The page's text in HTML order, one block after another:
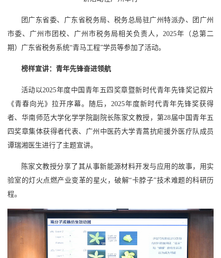
团广东省委、广东省税务局、税务总局驻广州特派办、团广州
市委、广州市团校、广州市税务局相关负责人，2025年（总第二
期）广东省税务系统“青马工程”学员等参加了活动。
榜样宣讲：青年先锋奋进领航
活动以2025年度中国青年五四奖章暨新时代青年先锋奖记叙片
《青春向光》拉开序幕。随后，2025年度新时代青年先锋奖获得
者、华南师范大学化学学院副院长陈家文教授，第28届中国青年五
四奖章集体获得者代表、广州中医药大学青蒿抗疟援外医疗队成员
谭瑞湘医生进行了主题宣讲。
陈家文教授分享了其从事新能源材料开发与应用的故事，用实
验室的灯火点燃产业变革的星火，破解“卡脖子”技术难题的科研历
程。